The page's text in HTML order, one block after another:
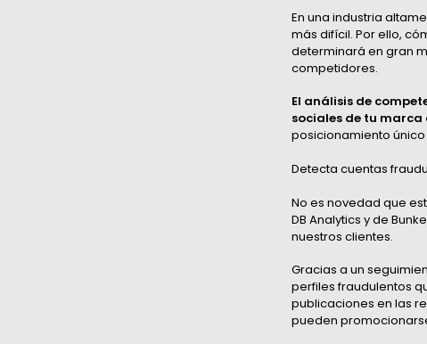
En una industria
más difícil. Por ello,
determinará en gran
competidores.
El análisis de
sociales de tu
posicionamiento
Detecta cuentas
No es novedad que
DB Analytics y de
nuestros clientes.
Gracias a un
perfiles fraudulentos
publicaciones en las
pueden